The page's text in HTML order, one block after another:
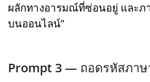
ผลักทางอารมณ์ที่ซ่อนอยู่ และภ
บนออนไลน์”
Prompt 3 — ถอดรหัสภา